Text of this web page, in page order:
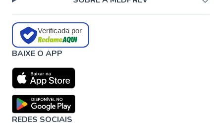
Verificada por
BAIXE O APP
REDES SOCIAIS